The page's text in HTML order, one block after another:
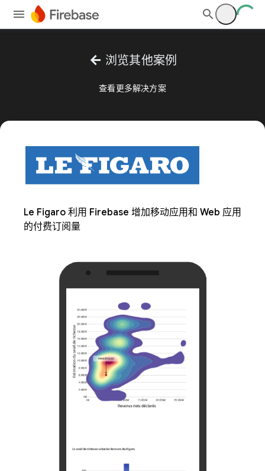
arrow_back 浏览其他案例
查看更多解决方案
Le Figaro 利用 Firebase 增加移动应用和 Web 应用
的付费订阅量